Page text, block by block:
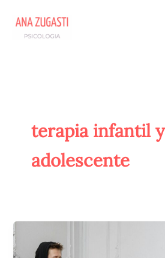
contenido
terapia infantil y
adolescente